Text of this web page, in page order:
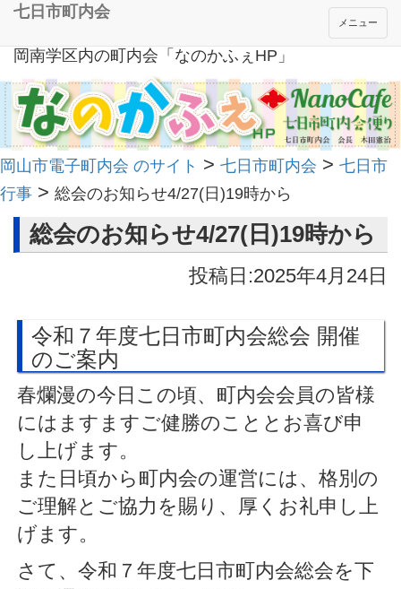
岡南学区内の町内会「なのかふぇHP」
メニュー
七日市町内会
岡山市電子町内会 のサイト > 七日市町内会 > 七日市
行事 > 総会のお知らせ4/27(日)19時から
総会のお知らせ4/27(日)19時から
投稿日:2025年4月24日
令和７年度七日市町内会総会 開催
のご案内
春爛漫の今日この頃、町内会会員の皆様
にはますますご健勝のこととお喜び申
し上げます。
また日頃から町内会の運営には、格別の
ご理解とご協力を賜り、厚くお礼申し上
げます。
さて、令和７年度七日市町内会総会を下